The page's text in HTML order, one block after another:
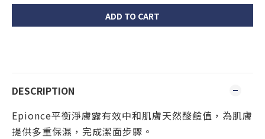
ADD TO CART
DESCRIPTION
Epionce平衡淨膚露有效中和肌膚天然酸鹼值，為肌膚
提供多重保濕，完成潔面步驟。